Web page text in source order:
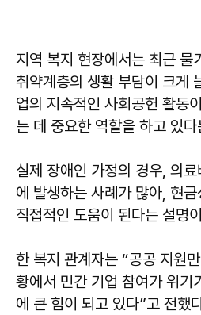
지역 복지 현장에서는 최근 물
취약계층의 생활 부담이 크게
업의 지속적인 사회공헌 활동
는 데 중요한 역할을 하고 있
실제 장애인 가정의 경우, 의
에 발생하는 사례가 많아, 현금
직접적인 도움이 된다는 설명
한 복지 관계자는 “공공 지원
황에서 민간 기업 참여가 위기
에 큰 힘이 되고 있다”고 전했